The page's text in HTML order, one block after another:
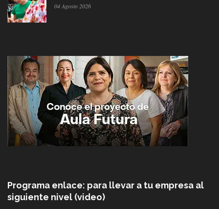
04 Agosto 2026
Programa enlace: para llevar a tu empresa al
siguiente nivel (video)